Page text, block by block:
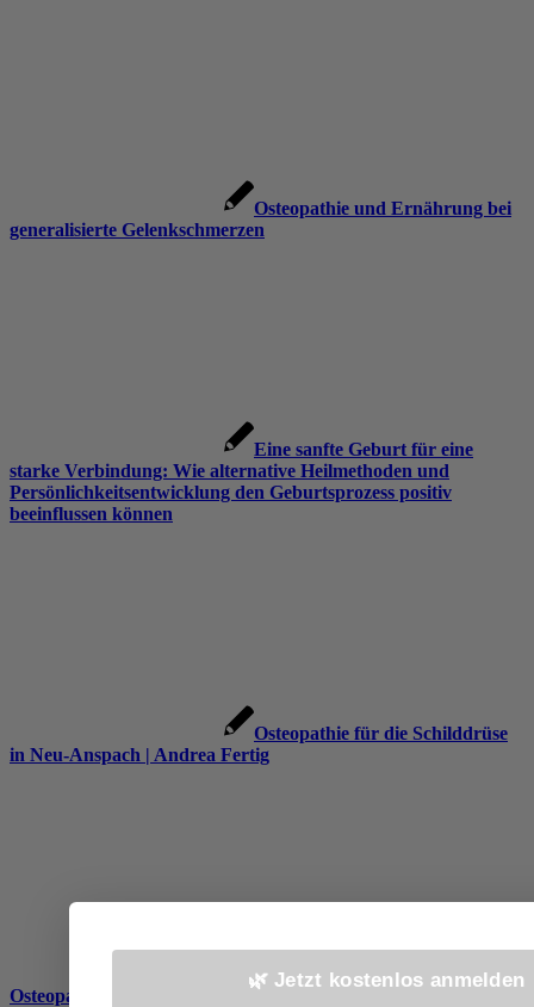
Osteopathie und Ernährung bei
generalisierte Gelenkschmerzen
Eine sanfte Geburt für eine
starke Verbindung: Wie alternative Heilmethoden und
Persönlichkeitsentwicklung den Geburtsprozess positiv
beeinflussen können
Osteopathie für die Schilddrüse
in Neu-Anspach | Andrea Fertig
LRS bei Kindern: Wie
Osteopathie die Lernfähigkeit ganzheitlich unterstützt
🌿 Jetzt kostenlos anmelden